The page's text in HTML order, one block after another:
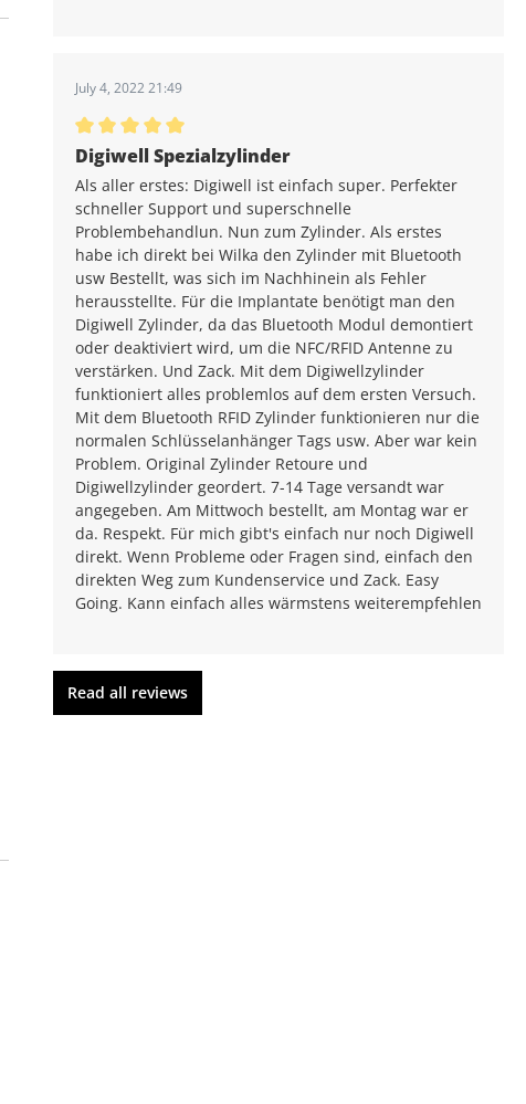
July 4, 2022 21:49
Average rating of 5 out of 5 stars
Digiwell Spezialzylinder
Als aller erstes: Digiwell ist einfach super. Perfekter
schneller Support und superschnelle
Problembehandlun. Nun zum Zylinder. Als erstes
habe ich direkt bei Wilka den Zylinder mit Bluetooth
usw Bestellt, was sich im Nachhinein als Fehler
herausstellte. Für die Implantate benötigt man den
Digiwell Zylinder, da das Bluetooth Modul demontiert
oder deaktiviert wird, um die NFC/RFID Antenne zu
verstärken. Und Zack. Mit dem Digiwellzylinder
funktioniert alles problemlos auf dem ersten Versuch.
Mit dem Bluetooth RFID Zylinder funktionieren nur die
normalen Schlüsselanhänger Tags usw. Aber war kein
Problem. Original Zylinder Retoure und
Digiwellzylinder geordert. 7-14 Tage versandt war
angegeben. Am Mittwoch bestellt, am Montag war er
da. Respekt. Für mich gibt's einfach nur noch Digiwell
direkt. Wenn Probleme oder Fragen sind, einfach den
direkten Weg zum Kundenservice und Zack. Easy
Going. Kann einfach alles wärmstens weiterempfehlen
Read all reviews